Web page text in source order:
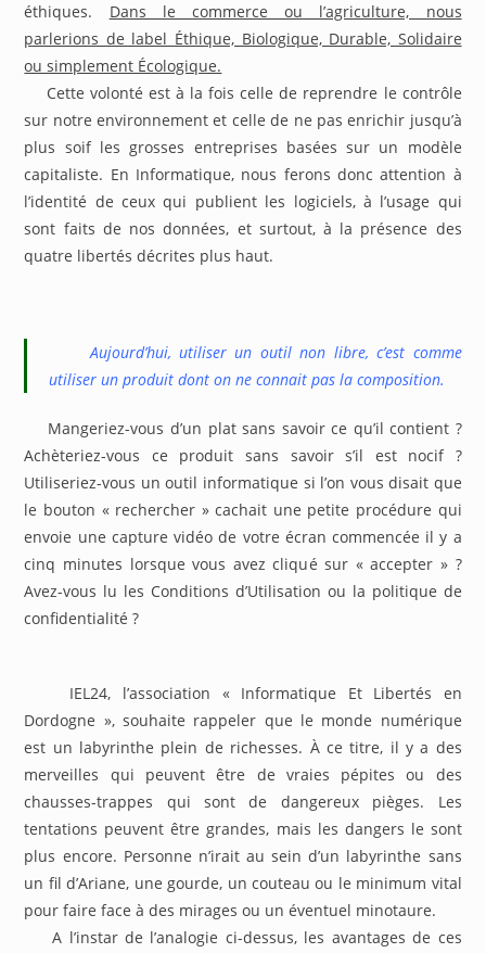
éthiques. Dans le commerce ou l’agriculture, nous
parlerions de label Éthique, Biologique, Durable, Solidaire
ou simplement Écologique.
Cette volonté est à la fois celle de reprendre le contrôle
sur notre environnement et celle de ne pas enrichir jusqu’à
plus soif les grosses entreprises basées sur un modèle
capitaliste. En Informatique, nous ferons donc attention à
l’identité de ceux qui publient les logiciels, à l’usage qui
sont faits de nos données, et surtout, à la présence des
quatre libertés décrites plus haut.
Aujourd’hui, utiliser un outil non libre, c’est comme
utiliser un produit dont on ne connait pas la composition.
Mangeriez-vous d’un plat sans savoir ce qu’il contient ?
Achèteriez-vous ce produit sans savoir s’il est nocif ?
Utiliseriez-vous un outil informatique si l’on vous disait que
le bouton « rechercher » cachait une petite procédure qui
envoie une capture vidéo de votre écran commencée il y a
cinq minutes lorsque vous avez cliqué sur « accepter » ?
Avez-vous lu les Conditions d’Utilisation ou la politique de
confidentialité ?
IEL24, l’association « Informatique Et Libertés en
Dordogne », souhaite rappeler que le monde numérique
est un labyrinthe plein de richesses. À ce titre, il y a des
merveilles qui peuvent être de vraies pépites ou des
chausses-trappes qui sont de dangereux pièges. Les
tentations peuvent être grandes, mais les dangers le sont
plus encore. Personne n’irait au sein d’un labyrinthe sans
un fil d’Ariane, une gourde, un couteau ou le minimum vital
pour faire face à des mirages ou un éventuel minotaure.
A l’instar de l’analogie ci-dessus, les avantages de ces